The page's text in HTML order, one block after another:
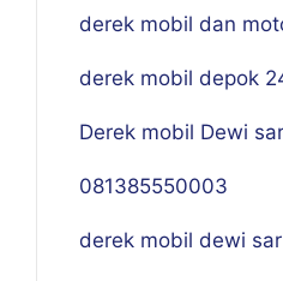
derek mobil dan
derek mobil depok
Derek mobil Dewi
081385550003
derek mobil dewi